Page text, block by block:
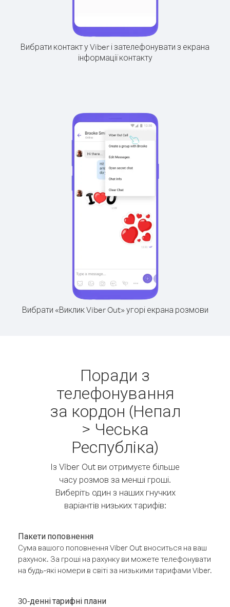
Вибрати контакт у Viber і зателефонувати з екрана
інформації контакту
Вибрати «Виклик Viber Out» угорі екрана розмови
Поради з
телефонування
за кордон (Непал
> Чеська
Республіка)
Із Viber Out ви отримуєте більше
часу розмов за менші гроші.
Виберіть один з наших гнучких
варіантів низьких тарифів:
Пакети поповнення
Сума вашого поповнення Viber Out вноситься на ваш
рахунок. За гроші на рахунку ви можете телефонувати
на будь-які номери в світі за низькими тарифами Viber.
30-денні тарифні плани